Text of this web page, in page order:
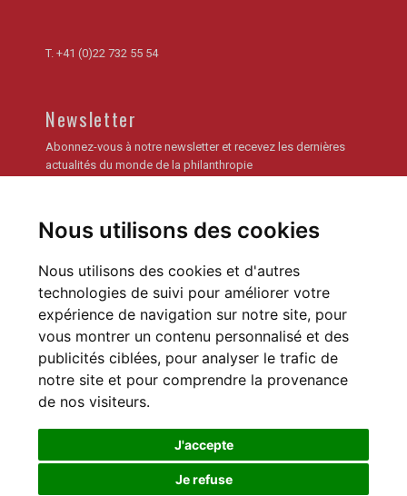
Nous utilisons des cookies
Nous utilisons des cookies et d'autres
technologies de suivi pour améliorer votre
expérience de navigation sur notre site, pour
vous montrer un contenu personnalisé et des
publicités ciblées, pour analyser le trafic de
notre site et pour comprendre la provenance
de nos visiteurs.
J'accepte
Je refuse
T. +41 (0)22 732 55 54
Newsletter
Abonnez-vous à notre newsletter et recevez les dernières
actualités du monde de la philanthropie
Déclaration de confidentialité